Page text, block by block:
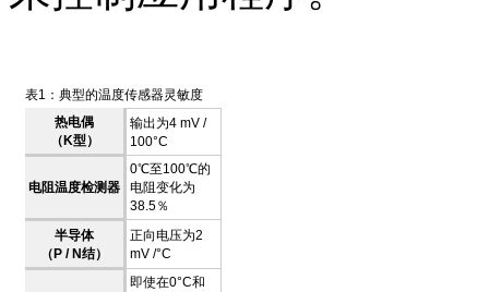
表1：典型的温度传感器灵敏度
热电偶
（K型）
输出为4 mV /
100°C
电阻温度检测器
0℃至100℃的
电阻变化为
38.5％
半导体
（P / N结）
正向电压为2
mV /°C
即使在0°C和